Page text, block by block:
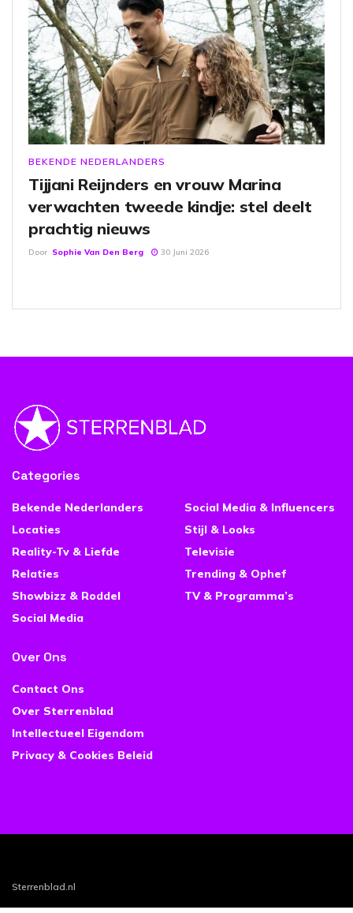
BEKENDE NEDERLANDERS
Tijjani Reijnders en vrouw Marina
verwachten tweede kindje: stel deelt
prachtig nieuws
Door Sophie Van Den Berg 30 Juni 2026
Categories
Bekende Nederlanders
Locaties
Reality-Tv & Liefde
Relaties
Showbizz & Roddel
Social Media
Social Media & Influencers
Stijl & Looks
Televisie
Trending & Ophef
TV & Programma’s
Over Ons
Contact Ons
Over Sterrenblad
Intellectueel Eigendom
Privacy & Cookies Beleid
Sterrenblad.nl